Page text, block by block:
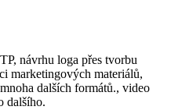
návrhu loga přes tvorbu
marketingových materiálů,
dalších formátů., video
dalšího.